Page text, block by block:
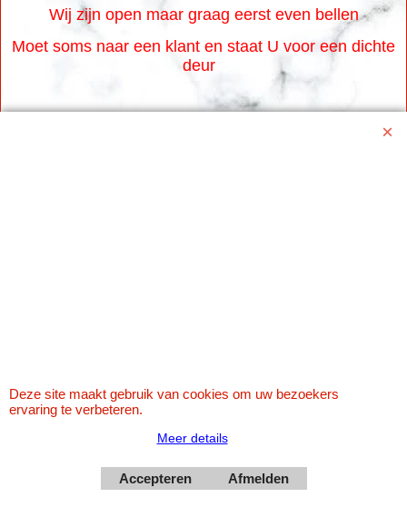
Gevoelige Spyfoon
microfoon met
zuignap
Whatsapp 0623748251
0599-661302
Deze site maakt gebruik van cookies om uw bezoekers
ervaring te verbeteren.
Meer details
Accepteren Afmelden